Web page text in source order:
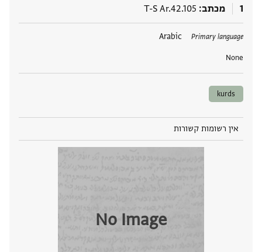
1 מכתב T-S Ar.42.105
Primary language
Arabic
None
תגים
kurds
אין רשומות קשורות
No Image